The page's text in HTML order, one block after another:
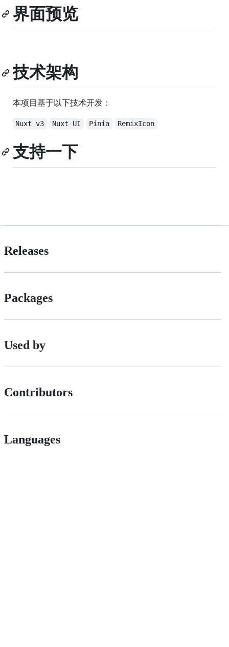
界面预览
技术架构
本项目基于以下技术开发：
Nuxt v3 Nuxt UI Pinia RemixIcon
支持一下
Releases
Packages
Used by
Contributors
Languages